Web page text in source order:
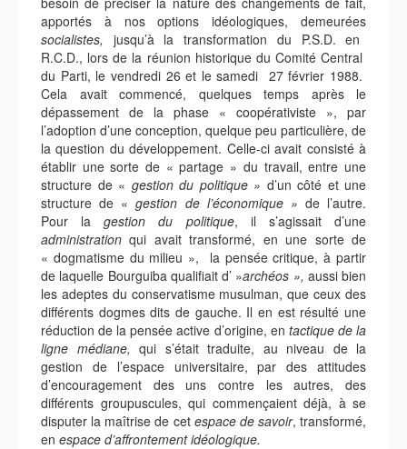
apportés à nos options idéologiques, demeurées
socialistes, jusqu’à la transformation du P.S.D. en
R.C.D., lors de la réunion historique du Comité Central
du Parti, le vendredi 26 et le samedi 27 février 1988.
Cela avait commencé, quelques temps après le
dépassement de la phase « coopérativiste », par
l’adoption d’une conception, quelque peu particulière, de
la question du développement. Celle-ci avait consisté à
établir une sorte de « partage » du travail, entre une
structure de « gestion du politique » d’un côté et une
structure de «gestion de l’économique » de l’autre.
Pour lagestion du politique, il s’agissait d’une
administration qui avait transformé, en une sorte de
« dogmatisme du milieu », la pensée critique, à partir
de laquelle Bourguiba qualifiait d’ »archéos », aussi bien
les adeptes du conservatisme musulman, que ceux des
différents dogmes dits de gauche. Il en est résulté une
réduction de la pensée active d’origine, en tactique de la
ligne médiane, qui s’était traduite, au niveau de la
gestion de l’espace universitaire, par des attitudes
d’encouragement des uns contre les autres, des
différents groupuscules, qui commençaient déjà, à se
disputer la maîtrise de cet espace de savoir, transformé,
en espace d’affrontement idéologique.